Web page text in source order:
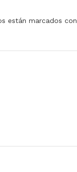
están marcados con